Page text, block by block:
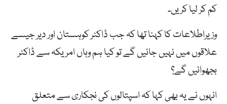
کم کر لیا کریں۔
وزیراطلاعات کا کہنا تھا کہ جب ڈاکٹر کوہستان اور دیر جیسے
علاقوں میں نہیں جائیں گے تو کیا ہم وہاں امریکہ سے ڈاکٹر
بجھوائیں گے؟
انہوں نے یہ بھی کہا کہ اسپتالوں کی نجکاری سے متعلق